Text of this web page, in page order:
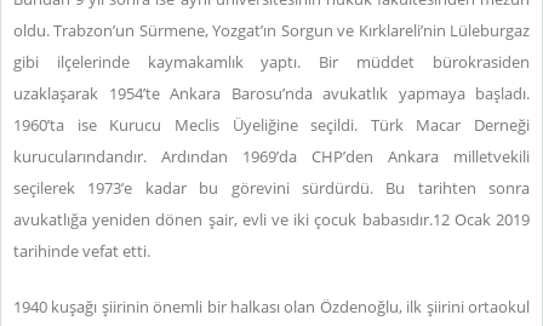
oldu. Trabzon’un Sürmene, Yozgat’ın Sorgun ve Kırklareli’nin Lüleburgaz
gibi ilçelerinde kaymakamlık yaptı. Bir müddet bürokrasiden
uzaklaşarak 1954’te Ankara Barosu’nda avukatlık yapmaya başladı.
1960’ta ise Kurucu Meclis Üyeliğine seçildi. Türk Macar Derneği
kurucularındandır. Ardından 1969’da CHP’den Ankara milletvekili
seçilerek 1973’e kadar bu görevini sürdürdü. Bu tarihten sonra
avukatlığa yeniden dönen şair, evli ve iki çocuk babasıdır.12 Ocak 2019
tarihinde vefat etti.
1940 kuşağı şiirinin önemli bir halkası olan Özdenoğlu, ilk şiirini ortaokul